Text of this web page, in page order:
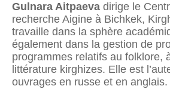
Gulnara Aitpaeva dirige le
recherche Aigine à Bichkek,
travaille dans la sphère
également dans la gestion de
programmes relatifs au folklore,
littérature kirghizes. Elle est
ouvrages en russe et en anglais.